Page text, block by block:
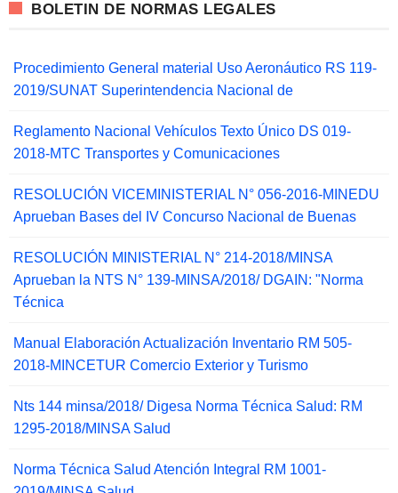
BOLETIN DE NORMAS LEGALES
Procedimiento General material Uso Aeronáutico RS 119-
2019/SUNAT Superintendencia Nacional de
Reglamento Nacional Vehículos Texto Único DS 019-
2018-MTC Transportes y Comunicaciones
RESOLUCIÓN VICEMINISTERIAL N° 056-2016-MINEDU
Aprueban Bases del IV Concurso Nacional de Buenas
RESOLUCIÓN MINISTERIAL N° 214-2018/MINSA
Aprueban la NTS N° 139-MINSA/2018/ DGAIN: "Norma
Técnica
Manual Elaboración Actualización Inventario RM 505-
2018-MINCETUR Comercio Exterior y Turismo
Nts 144 minsa/2018/ Digesa Norma Técnica Salud: RM
1295-2018/MINSA Salud
Norma Técnica Salud Atención Integral RM 1001-